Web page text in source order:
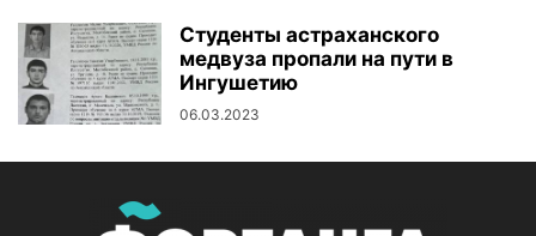
Студенты астраханского
медвуза пропали на пути в
Ингушетию
06.03.2023